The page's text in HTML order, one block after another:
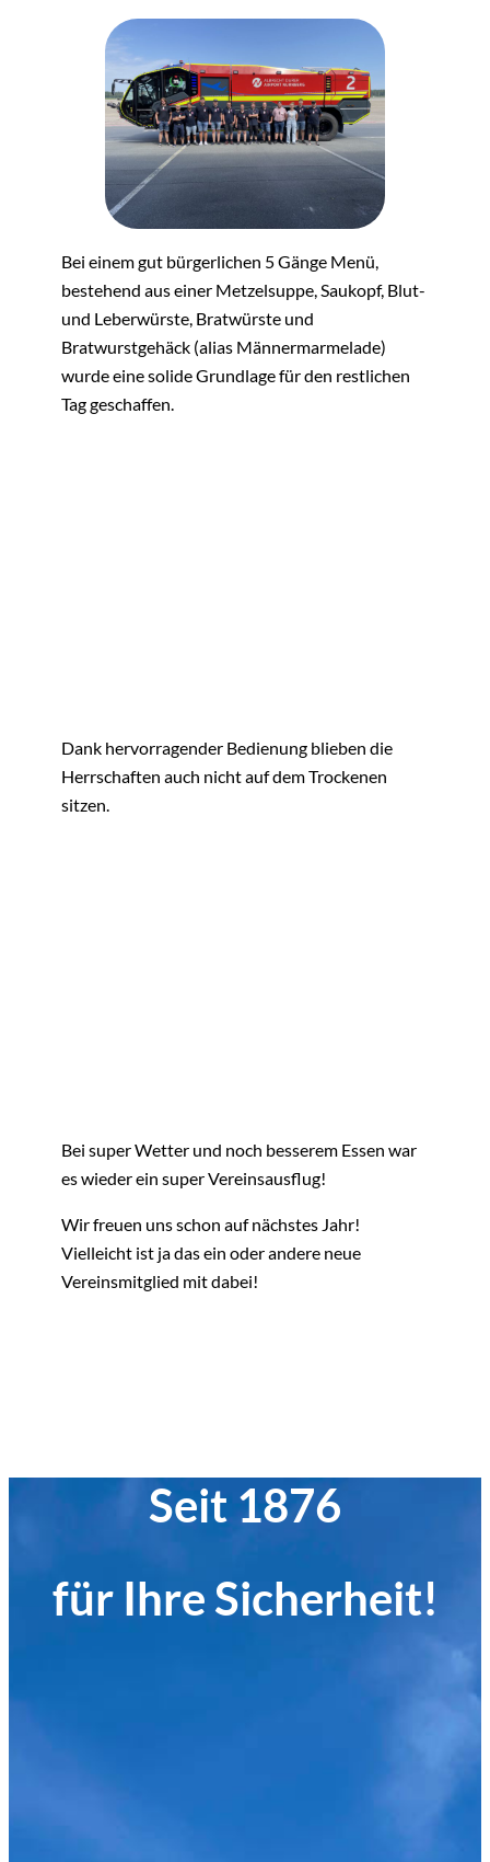
Bei einem gut bürgerlichen 5 Gänge Menü,
bestehend aus einer Metzelsuppe, Saukopf, Blut-
und Leberwürste, Bratwürste und
Bratwurstgehäck (alias Männermarmelade)
wurde eine solide Grundlage für den restlichen
Tag geschaffen.
Dank hervorragender Bedienung blieben die
Herrschaften auch nicht auf dem Trockenen
sitzen.
Bei super Wetter und noch besserem Essen war
es wieder ein super Vereinsausflug!
Wir freuen uns schon auf nächstes Jahr!
Vielleicht ist ja das ein oder andere neue
Vereinsmitglied mit dabei!
Seit 1876
für Ihre Sicherheit!